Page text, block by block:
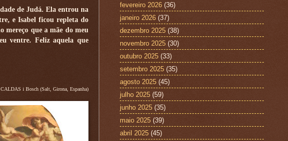
de Judá. Ela entrou na
e Isabel ficou repleta do
mereço que a mãe do meu
ventre. Feliz aquela que
i Bosch (Salt, Girona, Espanha)
fevereiro 2026 (36)
janeiro 2026 (37)
dezembro 2025 (38)
novembro 2025 (30)
outubro 2025 (33)
setembro 2025 (35)
agosto 2025 (45)
julho 2025 (59)
junho 2025 (35)
maio 2025 (39)
abril 2025 (45)